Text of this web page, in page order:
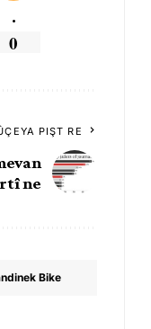
.
0
PIŞT RE
ne
Bike